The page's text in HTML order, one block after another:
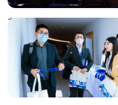
东亚政策对话会